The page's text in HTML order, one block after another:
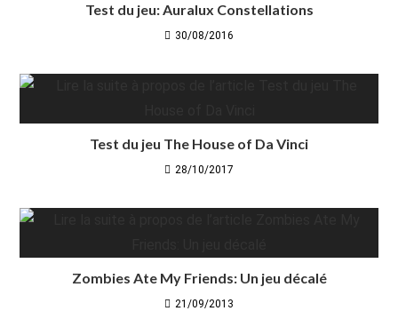
Test du jeu: Auralux Constellations
30/08/2016
Test du jeu The House of Da Vinci
28/10/2017
Zombies Ate My Friends: Un jeu décalé
21/09/2013